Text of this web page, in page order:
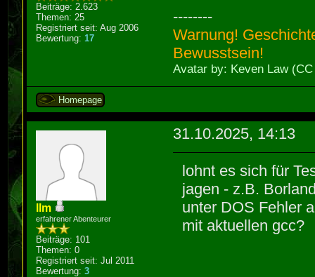
Beiträge: 2.623
Themen: 25
Registriert seit: Aug 2006
Bewertung: 17
--------
Warnung!
Bewusstsein!
Avatar by: Keven Law
Homepage
llm
erfahrener Abenteurer
Beiträge: 101
Themen: 0
Registriert seit: Jul 2011
Bewertung:3
31.10.2025, 14:13
lohnt es sich für
jagen - z.B.
unter DOS Fehler
mit aktuellen gcc?